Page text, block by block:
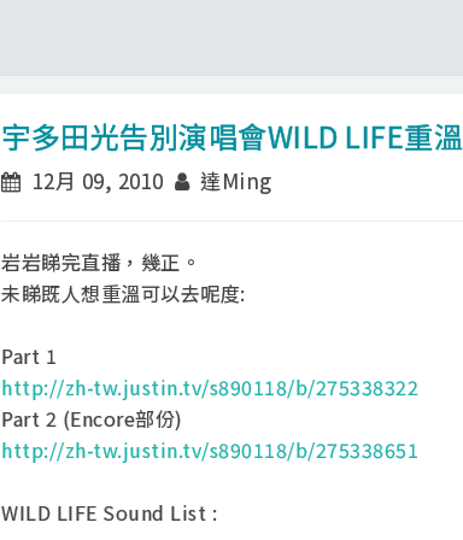
宇多田光告別演唱會WILD LIFE重溫
12月 09, 2010 達Ming
岩岩睇完直播，幾正。
未睇既人想重溫可以去呢度:
Part 1
http://zh-tw.justin.tv/s890118/b/275338322
Part 2 (Encore部份)
http://zh-tw.justin.tv/s890118/b/275338651
WILD LIFE Sound List :